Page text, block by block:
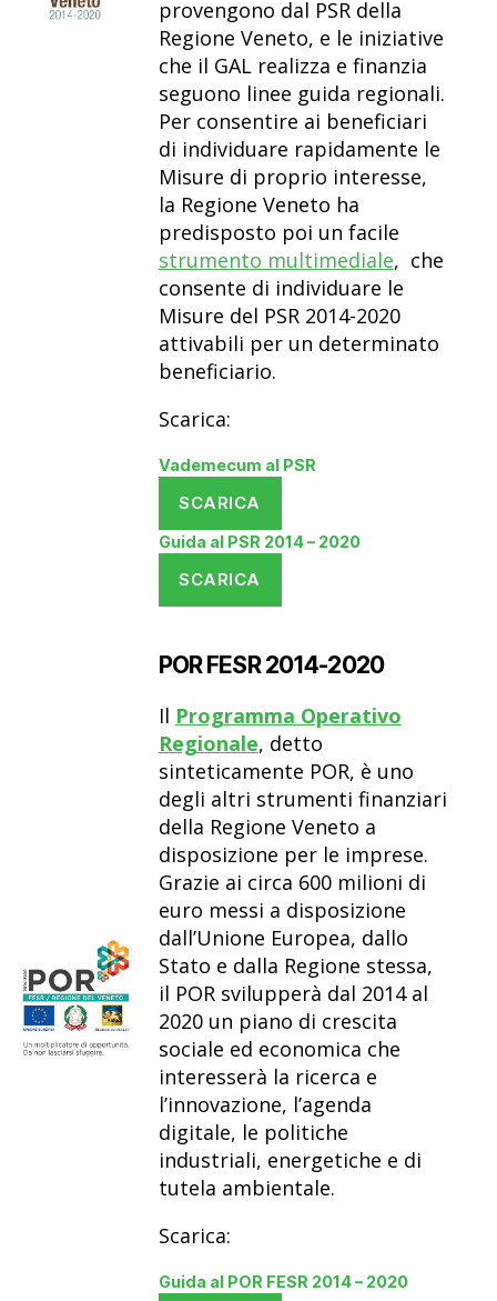
provengono dal PSR della
Regione Veneto, e le iniziative
che il GAL realizza e finanzia
seguono linee guida regionali.
Per consentire ai beneficiari
di individuare rapidamente le
Misure di proprio interesse,
la Regione Veneto ha
predisposto poi un facile
strumento multimediale, che
consente di individuare le
Misure del PSR 2014-2020
attivabili per un determinato
beneficiario.
Scarica:
Vademecum al PSR
SCARICA
Guida al PSR 2014 – 2020
SCARICA
POR FESR 2014-2020
Il Programma Operativo
Regionale, detto
sinteticamente POR, è uno
degli altri strumenti finanziari
della Regione Veneto a
disposizione per le imprese.
Grazie ai circa 600 milioni di
euro messi a disposizione
dall’Unione Europea, dallo
Stato e dalla Regione stessa,
il POR svilupperà dal 2014 al
2020 un piano di crescita
sociale ed economica che
interesserà la ricerca e
l’innovazione, l’agenda
digitale, le politiche
industriali, energetiche e di
tutela ambientale.
Scarica:
Guida al POR FESR 2014 – 2020